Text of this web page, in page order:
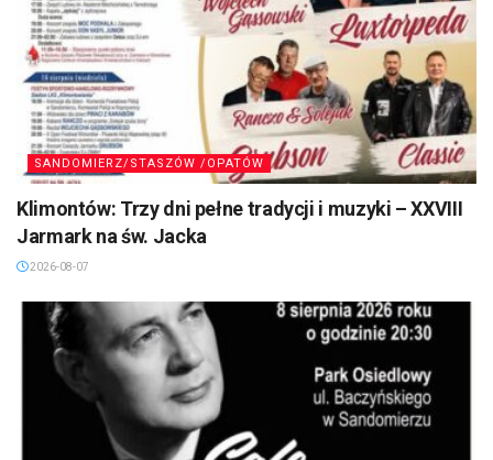
SANDOMIERZ/STASZÓW /OPATÓW
Klimontów: Trzy dni pełne tradycji i muzyki – XXVIII
Jarmark na św. Jacka
2026-08-07